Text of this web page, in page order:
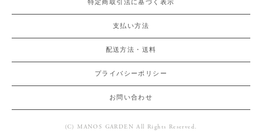
特定商取引法に基づく表示
支払い方法
配送方法・送料
プライバシーポリシー
お問い合わせ
(C) MANOS GARDEN All Rights Reserved.